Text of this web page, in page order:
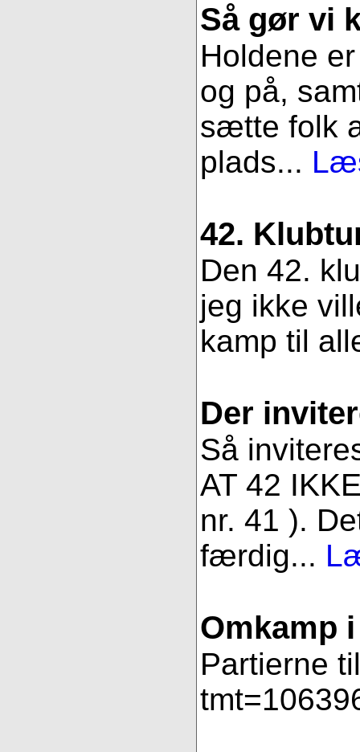
Så gør vi
Holdene
og på,
sætte folk
plads...
42.
Den 42.
jeg ikke
kamp til
Der
Så
AT 42
nr. 41 ).
færdig...
Omkamp
Partierne